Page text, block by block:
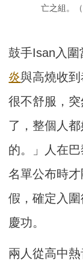
亡之組。
鼓手Isan入
炎與高燒收
很不舒服，
了，整個人
的。」人在
名單公布時
假，確定入
慶功。
兩人從高中